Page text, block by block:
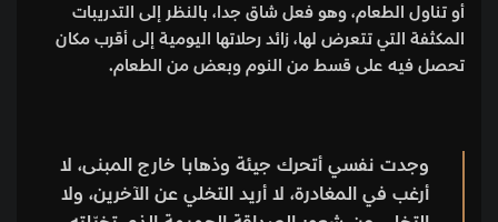
أو تناول الطعام، وهو فعل شاق جدا، بالنظر إلى التدريبات
المكثفة التي تتعرض لها، زائد رحلاتها اليومية إلى أقرب مكان
تحصل فيه على قسط من النوم وبعض من الطعام.
وجدت نفسي أتحرك جيئة وذهابا خارج المبنى، لا
أرغب في المغادرة، لا أريد التخلي عن الآخرين، ولا